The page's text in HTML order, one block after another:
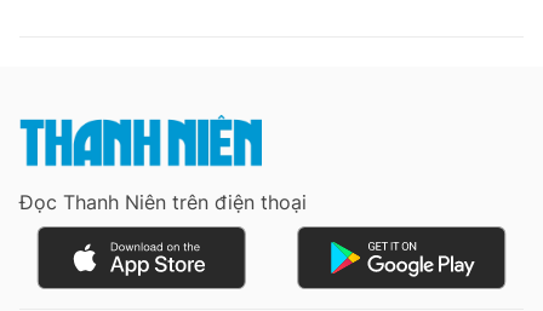
Đọc Thanh Niên trên điện thoại